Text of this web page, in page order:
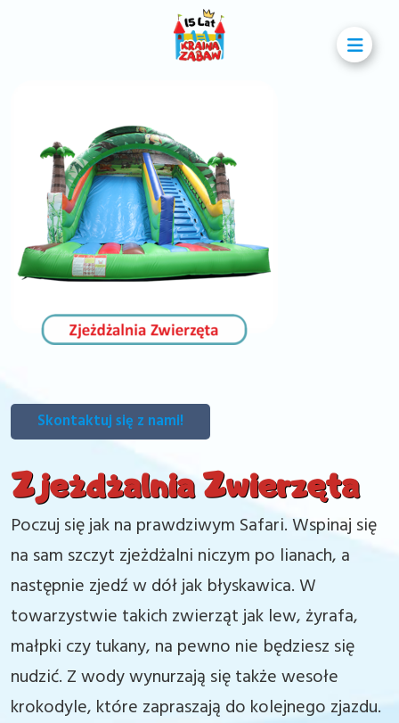
Skontaktuj się z nami!
Zjeżdżalnia Zwierzęta
Poczuj się jak na prawdziwym Safari. Wspinaj się
na sam szczyt zjeżdżalni niczym po lianach, a
następnie zjedź w dół jak błyskawica. W
towarzystwie takich zwierząt jak lew, żyrafa,
małpki czy tukany, na pewno nie będziesz się
nudzić. Z wody wynurzają się także wesołe
krokodyle, które zapraszają do kolejnego zjazdu.